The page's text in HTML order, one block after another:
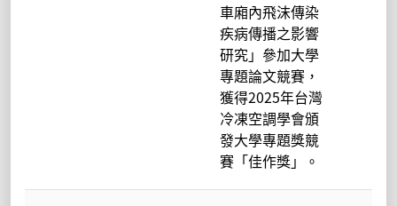
車廂內飛沫傳染
疾病傳播之影響
研究」參加大學
專題論文競賽，
獲得2025年台灣
冷凍空調學會頒
發大學專題獎競
賽「佳作獎」。